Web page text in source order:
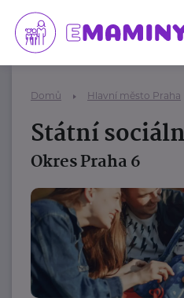
Domů Hlavní město Praha
Státní
Okres Praha 6